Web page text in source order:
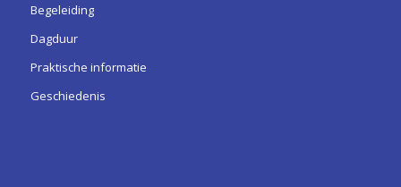
Begeleiding
Dagduur
Praktische informatie
Geschiedenis